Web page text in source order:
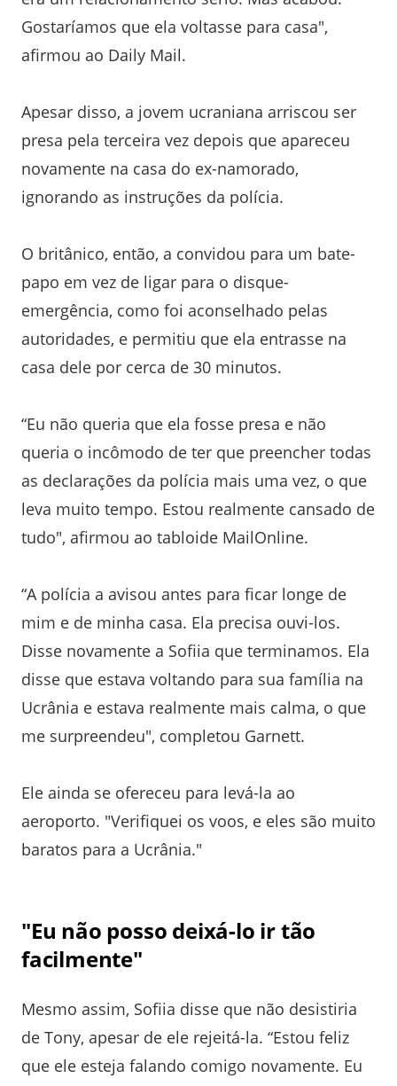
Gostaríamos que ela voltasse para casa",
afirmou ao Daily Mail.
Apesar disso, a jovem ucraniana arriscou ser
presa pela terceira vez depois que apareceu
novamente na casa do ex-namorado,
ignorando as instruções da polícia.
O britânico, então, a convidou para um bate-
papo em vez de ligar para o disque-
emergência, como foi aconselhado pelas
autoridades, e permitiu que ela entrasse na
casa dele por cerca de 30 minutos.
“Eu não queria que ela fosse presa e não
queria o incômodo de ter que preencher todas
as declarações da polícia mais uma vez, o que
leva muito tempo. Estou realmente cansado de
tudo", afirmou ao tabloide MailOnline.
“A polícia a avisou antes para ficar longe de
mim e de minha casa. Ela precisa ouvi-los.
Disse novamente a Sofiia que terminamos. Ela
disse que estava voltando para sua família na
Ucrânia e estava realmente mais calma, o que
me surpreendeu", completou Garnett.
Ele ainda se ofereceu para levá-la ao
aeroporto. "Verifiquei os voos, e eles são muito
baratos para a Ucrânia."
"Eu não posso deixá-lo ir tão
facilmente"
Mesmo assim, Sofiia disse que não desistiria
de Tony, apesar de ele rejeitá-la. “Estou feliz
que ele esteja falando comigo novamente. Eu